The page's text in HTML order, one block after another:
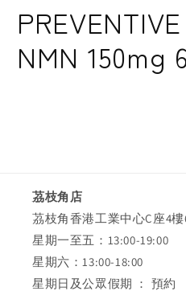
NMN 150mg
茘枝角店
茘枝角香港工業中心C座4樓
星期一至五：13:00-19:00
星期六：13:00-18:00
星期日及公眾假期 ： 預約